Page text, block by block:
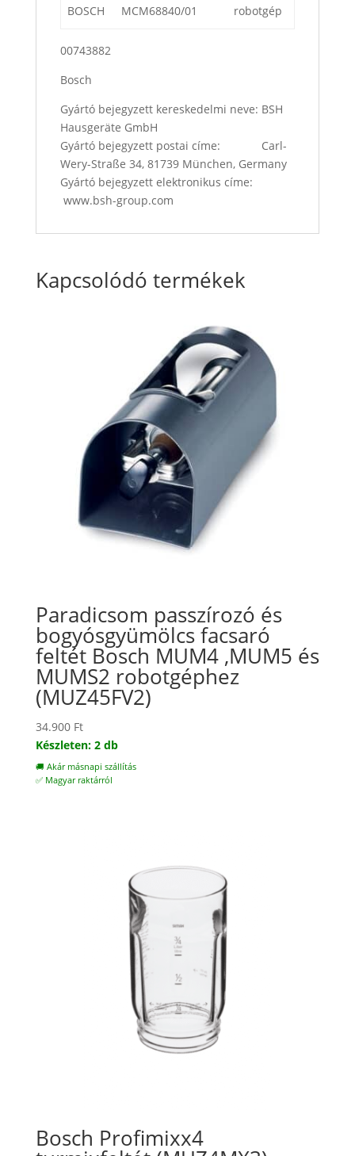
BOSCH MCM68840/01 robotgép
00743882
Bosch
Gyártó bejegyzett kereskedelmi neve: BSH
Hausgeräte GmbH
Gyártó bejegyzett postai címe: Carl-
Wery-Straße 34, 81739 München, Germany
Gyártó bejegyzett elektronikus címe:
www.bsh-group.com
Kapcsolódó termékek
Paradicsom passzírozó és
bogyósgyümölcs facsaró
feltét Bosch MUM4 ,MUM5 és
MUMS2 robotgéphez
(MUZ45FV2)
34.900 Ft
Készleten: 2 db
🚚 Akár másnapi szállítás
✅ Magyar raktárról
Bosch Profimixx4